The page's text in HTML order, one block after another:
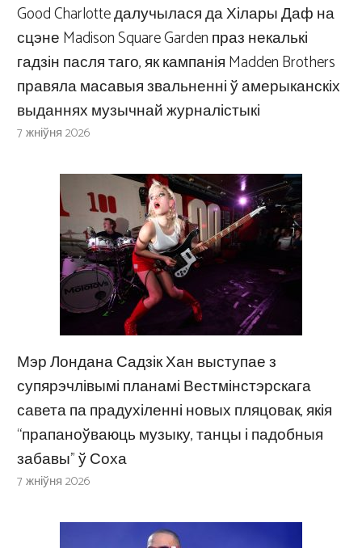
Good Charlotte далучылася да Хілары Даф на
сцэне Madison Square Garden праз некалькі
гадзін пасля таго, як кампанія Madden Brothers
правяла масавыя звальненні ў амерыканскіх
выданнях музычнай журналістыкі
7 жніўня 2026
Мэр Лондана Садзік Хан выступае з
супярэчлівымі планамі Вестмінстэрскага
савета па прадухіленні новых пляцовак, якія
“прапаноўваюць музыку, танцы і падобныя
забавы” ў Соха
7 жніўня 2026